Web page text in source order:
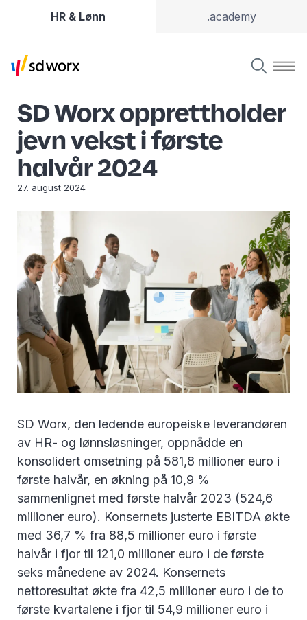
HR & Lønn .academy
SD Worx opprettholder
jevn vekst i første
halvår 2024
27. august 2024
SD Worx, den ledende europeiske leverandøren
av HR- og lønnsløsninger, oppnådde en
konsolidert omsetning på 581,8 millioner euro i
første halvår, en økning på 10,9 %
sammenlignet med første halvår 2023 (524,6
millioner euro). Konsernets justerte EBITDA økte
med 36,7 % fra 88,5 millioner euro i første
halvår i fjor til 121,0 millioner euro i de første
seks månedene av 2024. Konsernets
nettoresultat økte fra 42,5 millioner euro i de to
første kvartalene i fjor til 54,9 millioner euro i